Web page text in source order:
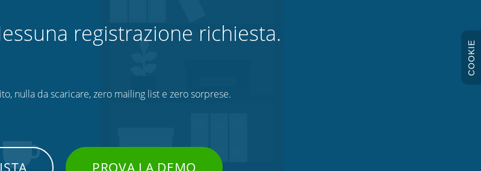
registrazione richiesta.
nulla da scaricare, zero mailing list e zero sorprese.
PROVA LA DEMO
COOKIE